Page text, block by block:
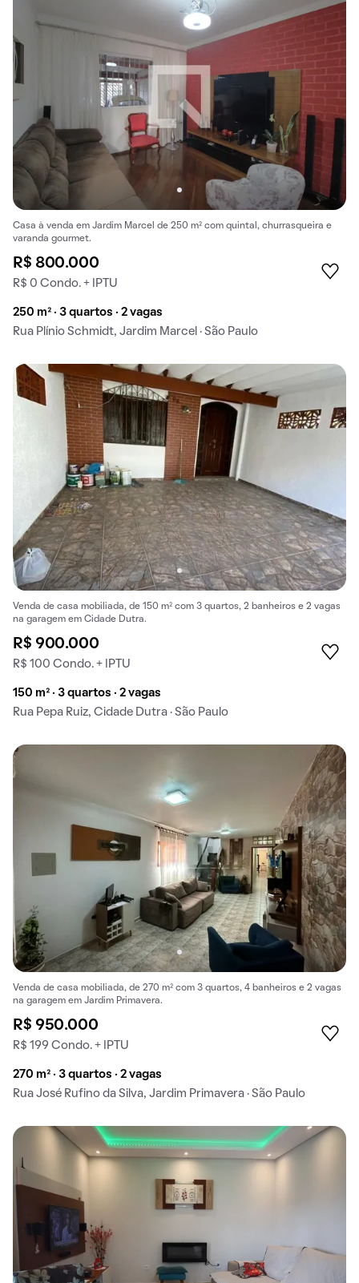
Casa à venda em Jardim Marcel de 250 m² com quintal, churrasqueira e
varanda gourmet.
R$ 800.000
R$ 0 Condo. + IPTU
250 m² · 3 quartos · 2 vagas
Rua Plínio Schmidt, Jardim Marcel · São Paulo
Venda de casa mobiliada, de 150 m² com 3 quartos, 2 banheiros e 2 vagas
na garagem em Cidade Dutra.
R$ 900.000
R$ 100 Condo. + IPTU
150 m² · 3 quartos · 2 vagas
Rua Pepa Ruiz, Cidade Dutra · São Paulo
Venda de casa mobiliada, de 270 m² com 3 quartos, 4 banheiros e 2 vagas
na garagem em Jardim Primavera.
R$ 950.000
R$ 199 Condo. + IPTU
270 m² · 3 quartos · 2 vagas
Rua José Rufino da Silva, Jardim Primavera · São Paulo